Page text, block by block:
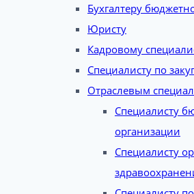
Бухгалтеру
Юристу
Кадровому
Специалисту по
Отраслевым
Специалисту
организации
Специалисту